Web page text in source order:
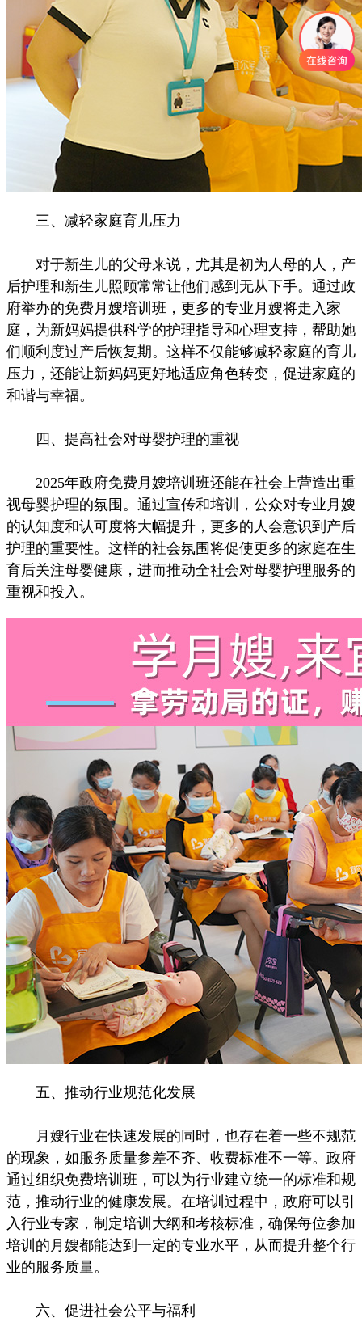
三、减轻家庭育儿压力
对于新生儿的父母来说，尤其是初为人母的人，产
后护理和新生儿照顾常常让他们感到无从下手。通过政
府举办的免费月嫂培训班，更多的专业月嫂将走入家
庭，为新妈妈提供科学的护理指导和心理支持，帮助她
们顺利度过产后恢复期。这样不仅能够减轻家庭的育儿
压力，还能让新妈妈更好地适应角色转变，促进家庭的
和谐与幸福。
四、提高社会对母婴护理的重视
2025年政府免费月嫂培训班还能在社会上营造出重
视母婴护理的氛围。通过宣传和培训，公众对专业月嫂
的认知度和认可度将大幅提升，更多的人会意识到产后
护理的重要性。这样的社会氛围将促使更多的家庭在生
育后关注母婴健康，进而推动全社会对母婴护理服务的
重视和投入。
五、推动行业规范化发展
月嫂行业在快速发展的同时，也存在着一些不规范
的现象，如服务质量参差不齐、收费标准不一等。政府
通过组织免费培训班，可以为行业建立统一的标准和规
范，推动行业的健康发展。在培训过程中，政府可以引
入行业专家，制定培训大纲和考核标准，确保每位参加
培训的月嫂都能达到一定的专业水平，从而提升整个行
业的服务质量。
六、促进社会公平与福利